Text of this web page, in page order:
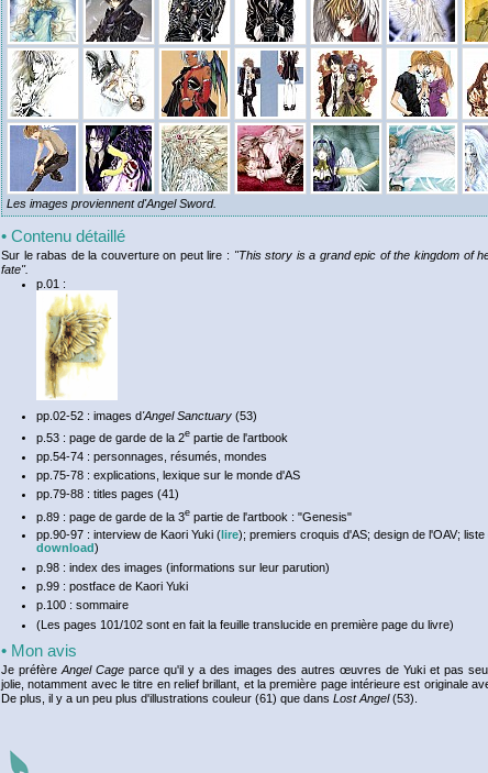
Les images proviennent d'Angel Sword.
• Contenu détaillé
Sur le rabas de la couverture on peut lire : "This story is a grand epic of the kingdom of
fate".
p.01 :
pp.02-52 : images d'Angel Sanctuary(53)
p.53 : page de garde de la 2epartie de l'artbook
pp.54-74 : personnages, résumés, mondes
pp.75-78 : explications, lexique sur le monde d'AS
pp.79-88 : titles pages (41)
p.89 : page de garde de la 3epartie de l'artbook : "Genesis"
pp.90-97 : interview de Kaori Yuki (lire); premiers croquis d'AS; design de l'OAV;
download)
p.98 : index des images (informations sur leur parution)
p.99 : postface de Kaori Yuki
p.100 : sommaire
(Les pages 101/102 sont en fait la feuille translucide en première page du livre)
• Mon avis
Je préfère Angel Cage parce qu'il y a des images des autres œuvres de Yuki et pas
jolie, notamment avec le titre en relief brillant, et la première page intérieure est originale
De plus, il y a un peu plus d'illustrations couleur (61) que dans Lost Angel(53).